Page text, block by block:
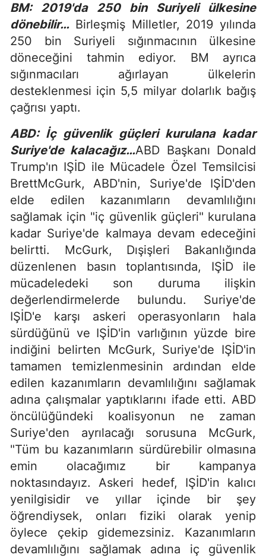
BM: 2019'da 250 bin Suriyeli ülkesine
dönebilir… Birleşmiş Milletler, 2019 yılında
250 bin Suriyeli sığınmacının ülkesine
döneceğini tahmin ediyor. BM ayrıca
sığınmacıları ağırlayan ülkelerin
desteklenmesi için 5,5 milyar dolarlık bağış
çağrısı yaptı.
ABD: İç güvenlik güçleri kurulana kadar
Suriye'de kalacağız…ABD Başkanı Donald
Trump'ın IŞİD ile Mücadele Özel Temsilcisi
BrettMcGurk, ABD'nin, Suriye'de IŞİD'den
elde edilen kazanımların devamlılığını
sağlamak için "iç güvenlik güçleri" kurulana
kadar Suriye'de kalmaya devam edeceğini
belirtti. McGurk, Dışişleri Bakanlığında
düzenlenen basın toplantısında, IŞİD ile
mücadeledeki son duruma ilişkin
değerlendirmelerde bulundu. Suriye'de
IŞİD'e karşı askeri operasyonların hala
sürdüğünü ve IŞİD'in varlığının yüzde bire
indiğini belirten McGurk, Suriye'de IŞİD'in
tamamen temizlenmesinin ardından elde
edilen kazanımların devamlılığını sağlamak
adına çalışmalar yaptıklarını ifade etti. ABD
öncülüğündeki koalisyonun ne zaman
Suriye'den ayrılacağı sorusuna McGurk,
"Tüm bu kazanımların sürdürebilir olmasına
emin olacağımız bir kampanya
noktasındayız. Askeri hedef, IŞİD'in kalıcı
yenilgisidir ve yıllar içinde bir şey
öğrendiysek, onları fiziki olarak yenip
öylece çekip gidemezsiniz. Kazanımların
devamlılığını sağlamak adına iç güvenlik